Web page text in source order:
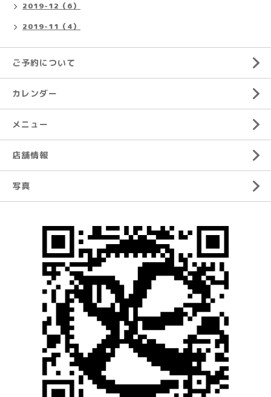
2019-12（6）
2019-11（4）
ご予約について
カレンダー
メニュー
店舗情報
写真